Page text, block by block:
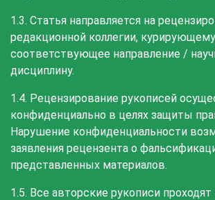
1.3. Статья направляется на
редакционной коллегии, курирующему
соответствующее направление /
дисциплину.
1.4. Рецензирование рукописей
конфиденциально в целях защиты
Нарушение конфиденциальности
заявления рецензента о
представленных материалов.
1.5. Все авторские рукописи